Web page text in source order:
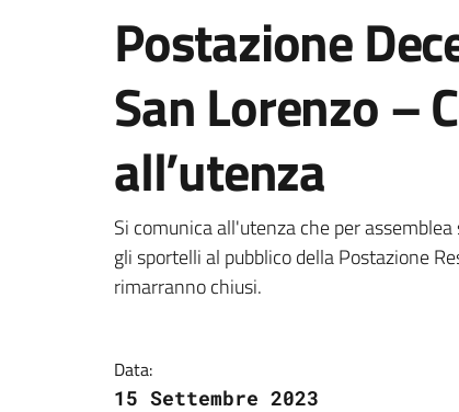
Postazione
San Lorenzo –
all’utenza
Dettagli della
Si comunica all'utenza che per
gli sportelli al pubblico della Postazione
rimarranno chiusi.
Data:
15 Settembre 2023